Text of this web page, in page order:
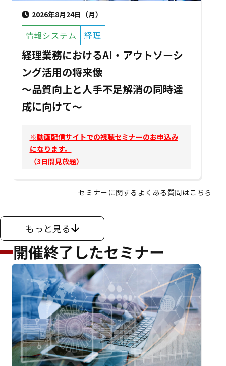
2026年8月24日（月）
情報システム 経理
経理業務におけるAI・アウトソーシ
ング活用の将来像
～品質向上と人手不足解消の同時達
成に向けて～
※動画配信サイトでの視聴セミナーのお申込み
になります。
（3日間見放題）
セミナーに関するよくある質問はこちら
もっと見る
開催終了したセミナー